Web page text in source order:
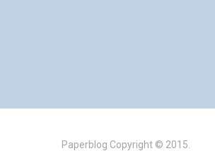
Paperblog Copyright © 2015.